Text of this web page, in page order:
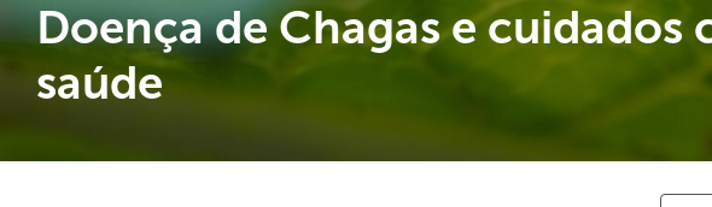
Doença de Chagas e cuidados
saúde